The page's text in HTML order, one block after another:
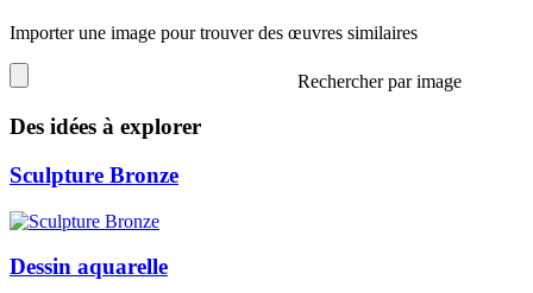
Importer une image pour trouver des œuvres similaires
Rechercher par image
Des idées à explorer
Sculpture Bronze
Dessin aquarelle